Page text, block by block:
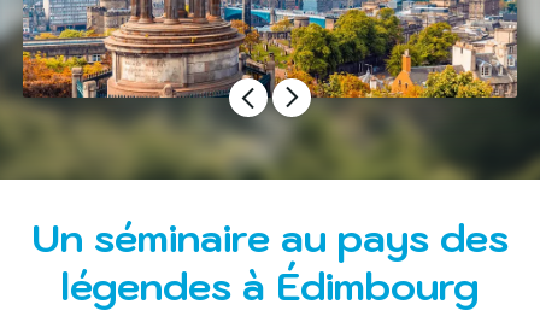
Un séminaire au pays des
légendes à Édimbourg